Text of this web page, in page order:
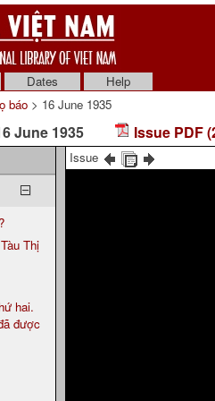
Dates
Help
báo > 16 June 1935
June 1935 Issue PDF
Thị
hai.
được
Issue